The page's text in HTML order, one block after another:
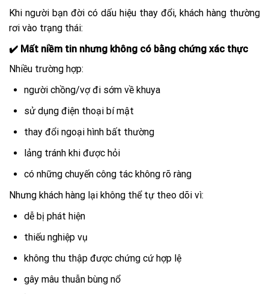
Khi người bạn đời có dấu hiệu thay đổi, khách hàng thường
rơi vào trạng thái:
✔️ Mất niềm tin nhưng không có bằng chứng xác thực
Nhiều trường hợp:
người chồng/vợ đi sớm về khuya
sử dụng điện thoại bí mật
thay đổi ngoại hình bất thường
lảng tránh khi được hỏi
có những chuyến công tác không rõ ràng
Nhưng khách hàng lại không thể tự theo dõi vì:
dễ bị phát hiện
thiếu nghiệp vụ
không thu thập được chứng cứ hợp lệ
gây mâu thuẫn bùng nổ